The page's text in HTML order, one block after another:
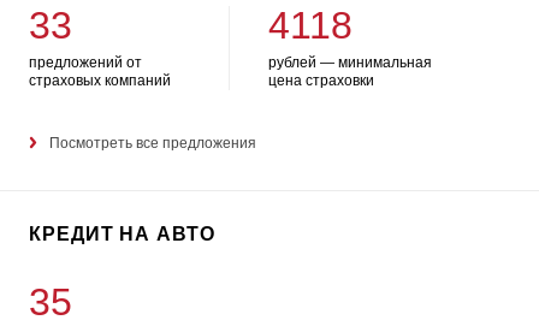
33
предложений от
страховых компаний
4118
рублей — минимальная
цена страховки
Посмотреть все предложения
КРЕДИТ НА АВТО
35